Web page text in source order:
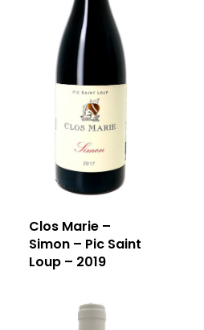
Clos Marie –
Simon – Pic Saint
Loup – 2019
APERÇU DE NOTRE
LA TOURNÉE DU
LA CARTE DU
JOUR
RÉSERVER
13006 Marseille